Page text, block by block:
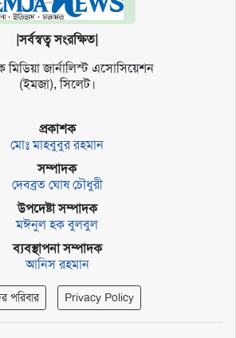
|সর্বস্বত্ব সংরক্ষিত|
মি‌ডিয়া জার্না‌লিস্ট এসো‌সি‌য়েশন
(ইমজা), সি‌লেট।
প্রকাশক
মোঃ মাহবুবুর রহমান
সম্পাদক
দেবব্রত ঘোষ চৌধুরী
উপদেষ্টা সম্পাদক
মঈনুল হক বুলবুল
ব্যবস্থাপনা সম্পাদক
আনিস রহমান
পরিবার Privacy Policy